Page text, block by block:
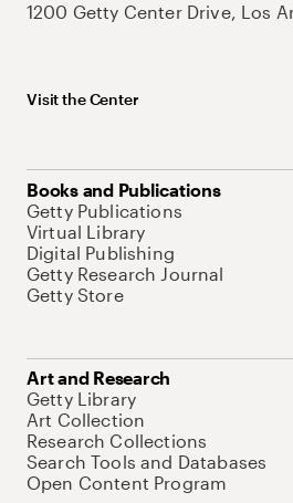
1200 Getty Center Drive, Los
Visit the Center
Books and Publications
Getty Publications
Virtual Library
Digital Publishing
Getty Research Journal
Getty Store
Art and Research
Getty Library
Art Collection
Research Collections
Search Tools and Databases
Open Content Program